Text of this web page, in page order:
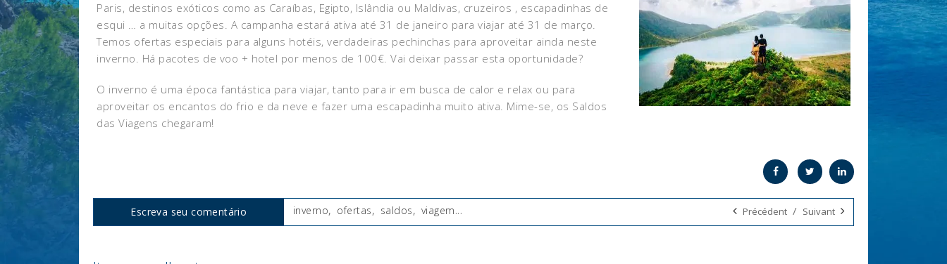
Paris, destinos exóticos como as Caraíbas, Egipto, Islândia ou Maldivas, cruzeiros , escapadinhas de
esqui … a muitas opções. A campanha estará ativa até 31 de janeiro para viajar até 31 de março.
Temos ofertas especiais para alguns hotéis, verdadeiras pechinchas para aproveitar ainda neste
inverno. Há pacotes de voo + hotel por menos de 100€. Vai deixar passar esta oportunidade?
O inverno é uma época fantástica para viajar, tanto para ir em busca de calor e relax ou para
aproveitar os encantos do frio e da neve e fazer uma escapadinha muito ativa. Mime-se, os Saldos
das Viagens chegaram!
Escreva seu comentário
Tags:
inverno, ofertas, saldos, viagem... Précédent / Suivant